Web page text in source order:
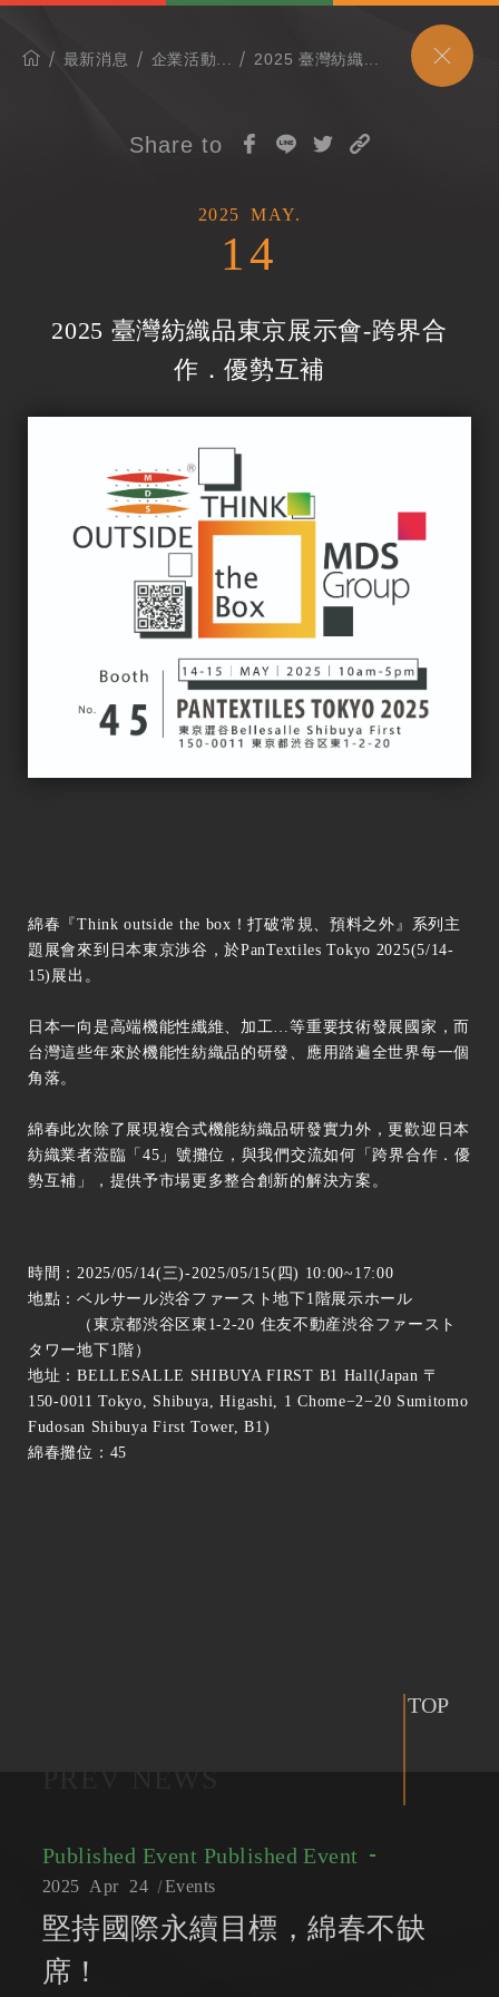
最新消息 企業活動... 2025 臺灣紡織...
Share to
2025 MAY.
14
2025 臺灣紡織品東京展示會-跨界合
作．優勢互補
綿春『Think outside the box！打破常規、預料之外』系列主
題展會來到日本東京渉谷，於PanTextiles Tokyo 2025(5/14-
15)展出。
日本一向是高端機能性纖維、加工…等重要技術發展國家，而
台灣這些年來於機能性紡織品的研發、應用踏遍全世界每一個
角落。
綿春此次除了展現複合式機能紡織品研發實力外，更歡迎日本
紡織業者蒞臨「45」號攤位，與我們交流如何「跨界合作．優
勢互補」，提供予市場更多整合創新的解決方案。
時間：2025/05/14(三)-2025/05/15(四) 10:00~17:00
地點：ベルサール渋谷ファースト地下1階展示ホール
（東京都渋谷区東1-2-20 住友不動産渋谷ファースト
タワー地下1階）
地址：BELLESALLE SHIBUYA FIRST B1 Hall(Japan 〒
150-0011 Tokyo, Shibuya, Higashi, 1 Chome−2−20 Sumitomo
Fudosan Shibuya First Tower, B1)
綿春攤位：45
TOP
Published Event Published Event
2025 Apr 24 Events
堅持國際永續目標，綿春不缺
席！